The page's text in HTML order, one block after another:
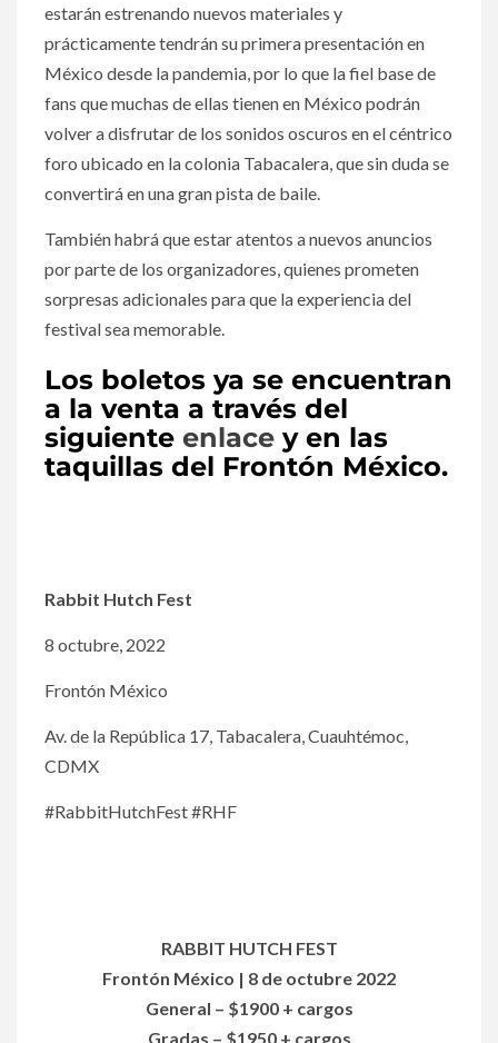
estarán estrenando nuevos materiales y
prácticamente tendrán su primera presentación en
México desde la pandemia, por lo que la fiel base de
fans que muchas de ellas tienen en México podrán
volver a disfrutar de los sonidos oscuros en el céntrico
foro ubicado en la colonia Tabacalera, que sin duda se
convertirá en una gran pista de baile.
También habrá que estar atentos a nuevos anuncios
por parte de los organizadores, quienes prometen
sorpresas adicionales para que la experiencia del
festival sea memorable.
Los boletos ya se encuentran
a la venta a través del
siguiente enlace y en las
taquillas del Frontón México.
Rabbit Hutch Fest
8 octubre, 2022
Frontón México
Av. de la República 17, Tabacalera, Cuauhtémoc,
CDMX
#RabbitHutchFest #RHF
RABBIT HUTCH FEST
Frontón México | 8 de octubre 2022
General – $1900 + cargos
Gradas – $1950 + cargos